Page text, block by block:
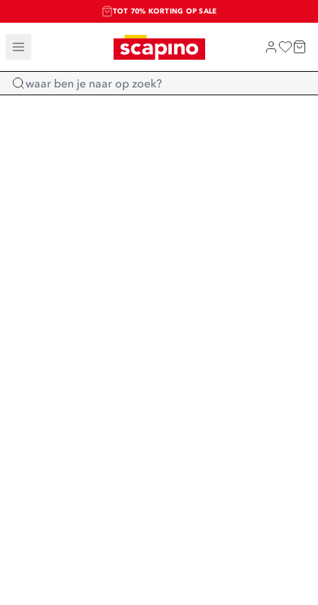
TOT 70% KORTING OP SALE
SALE: LAATSTE KANS!
SHOP NIEUW
Home